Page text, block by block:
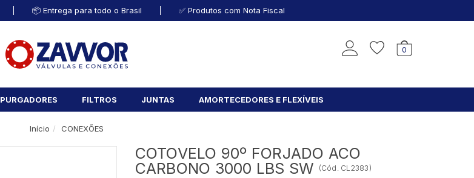
📦 Entrega para todo o Brasil ✅ Produtos com Nota Fiscal
0
PURGADORES FILTROS JUNTAS AMORTECEDORES E FLEXÍVEIS
Início CONEXÕES
COTOVELO 90º FORJADO ACO
CARBONO 3000 LBS SW
(Cód. CL2383 )